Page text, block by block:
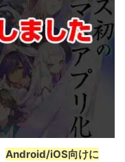
Android/iOS向けに